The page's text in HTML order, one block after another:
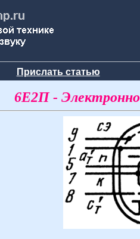
Прислать статью
6Е2П -